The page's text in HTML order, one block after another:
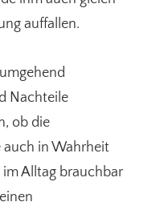
auffallen.
Nachteile
ob die
auch in Wahrheit
Alltag brauchbar